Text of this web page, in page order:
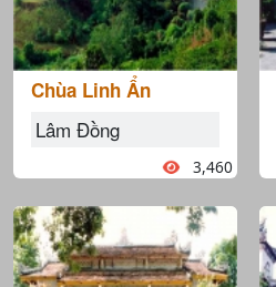
Chùa Linh Ẩn
Lâm Đồng
3,460